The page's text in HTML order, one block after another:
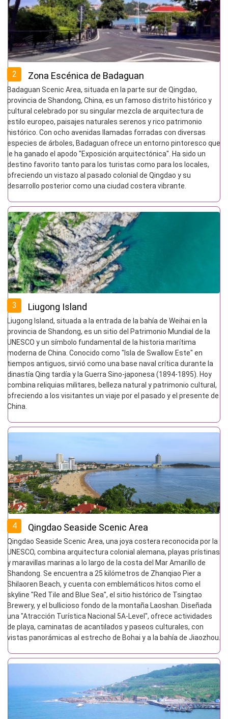
2 Zona Escénica de Badaguan
Badaguan Scenic Area, situada en la parte sur de Qingdao,
provincia de Shandong, China, es un famoso distrito histórico y
cultural celebrado por su singular mezcla de arquitectura de
estilo europeo, paisajes naturales serenos y rico patrimonio
histórico. Con ocho avenidas llamadas forradas con diversas
especies de árboles, Badaguan ofrece un entorno pintoresco que
le ha ganado el apodo "Exposición arquitectónica". Ha sido un
destino favorito tanto para los turistas como para los locales,
ofreciendo un vistazo al pasado colonial de Qingdao y su
desarrollo posterior como una ciudad costera vibrante.
3 Liugong Island
Liugong Island, situada a la entrada de la bahía de Weihai en la
provincia de Shandong, es un sitio del Patrimonio Mundial de la
UNESCO y un símbolo fundamental de la historia marítima
moderna de China. Conocido como "Isla de Swallow Este" en
tiempos antiguos, sirvió como una base naval crítica durante la
dinastía Qing tardía y la Guerra Sino-japonesa (1894-1895). Hoy
combina reliquias militares, belleza natural y patrimonio cultural,
ofreciendo a los visitantes un viaje por el pasado y el presente de
China.
4 Qingdao Seaside Scenic Area
Qingdao Seaside Scenic Area, una joya costera reconocida por la
UNESCO, combina arquitectura colonial alemana, playas prístinas
y maravillas marinas a lo largo de la costa del Mar Amarillo de
Shandong. Se encuentra a 25 kilómetros de Zhanqiao Pier a
Shilaoren Beach, y cuenta con emblemáticos hitos como el
skyline "Red Tile and Blue Sea", el sitio histórico de Tsingtao
Brewery, y el bullicioso fondo de la montaña Laoshan. Diseñada
una "Atracción Turística Nacional 5A-Level", ofrece actividades
de playa, caminatas de acantilados y paseos culturales, con
vistas panorámicas al estrecho de Bohai y a la bahía de Jiaozhou.